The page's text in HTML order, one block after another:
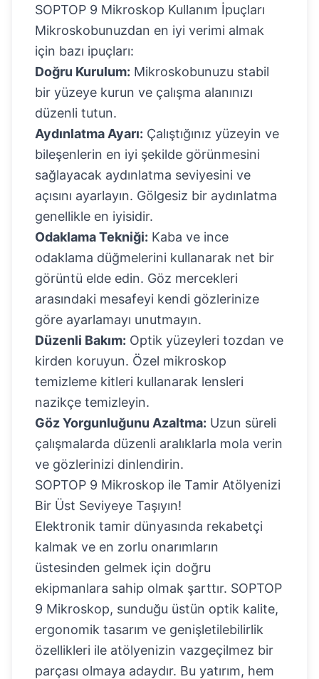
SOPTOP 9 Mikroskop Kullanım İpuçları
Mikroskobunuzdan en iyi verimi almak
için bazı ipuçları:
Doğru Kurulum: Mikroskobunuzu stabil
bir yüzeye kurun ve çalışma alanınızı
düzenli tutun.
Aydınlatma Ayarı: Çalıştığınız yüzeyin ve
bileşenlerin en iyi şekilde görünmesini
sağlayacak aydınlatma seviyesini ve
açısını ayarlayın. Gölgesiz bir aydınlatma
genellikle en iyisidir.
Odaklama Tekniği: Kaba ve ince
odaklama düğmelerini kullanarak net bir
görüntü elde edin. Göz mercekleri
arasındaki mesafeyi kendi gözlerinize
göre ayarlamayı unutmayın.
Düzenli Bakım: Optik yüzeyleri tozdan ve
kirden koruyun. Özel mikroskop
temizleme kitleri kullanarak lensleri
nazikçe temizleyin.
Göz Yorgunluğunu Azaltma: Uzun süreli
çalışmalarda düzenli aralıklarla mola verin
ve gözlerinizi dinlendirin.
SOPTOP 9 Mikroskop ile Tamir Atölyenizi
Bir Üst Seviyeye Taşıyın!
Elektronik tamir dünyasında rekabetçi
kalmak ve en zorlu onarımların
üstesinden gelmek için doğru
ekipmanlara sahip olmak şarttır. SOPTOP
9 Mikroskop, sunduğu üstün optik kalite,
ergonomik tasarım ve genişletilebilirlik
özellikleri ile atölyenizin vazgeçilmez bir
parçası olmaya adaydır. Bu yatırım, hem